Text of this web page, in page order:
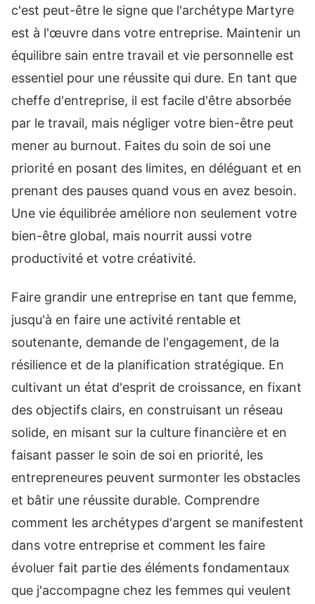
c'est peut-être le signe que l'archétype Martyre
est à l'œuvre dans votre entreprise. Maintenir un
équilibre sain entre travail et vie personnelle est
essentiel pour une réussite qui dure. En tant que
cheffe d'entreprise, il est facile d'être absorbée
par le travail, mais négliger votre bien-être peut
mener au burnout. Faites du soin de soi une
priorité en posant des limites, en déléguant et en
prenant des pauses quand vous en avez besoin.
Une vie équilibrée améliore non seulement votre
bien-être global, mais nourrit aussi votre
productivité et votre créativité.
Faire grandir une entreprise en tant que femme,
jusqu'à en faire une activité rentable et
soutenante, demande de l'engagement, de la
résilience et de la planification stratégique. En
cultivant un état d'esprit de croissance, en fixant
des objectifs clairs, en construisant un réseau
solide, en misant sur la culture financière et en
faisant passer le soin de soi en priorité, les
entrepreneures peuvent surmonter les obstacles
et bâtir une réussite durable. Comprendre
comment les archétypes d'argent se manifestent
dans votre entreprise et comment les faire
évoluer fait partie des éléments fondamentaux
que j'accompagne chez les femmes qui veulent